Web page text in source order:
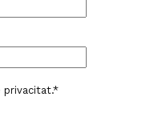
privacitat.*